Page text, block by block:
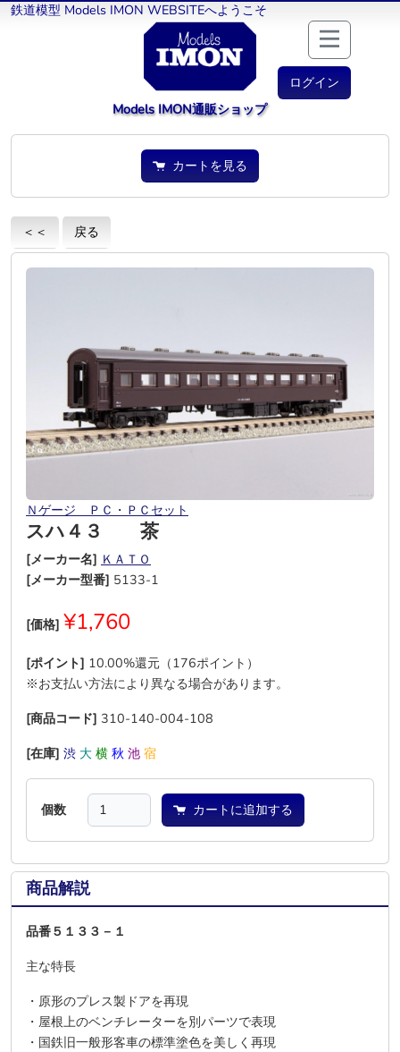
鉄道模型 Models IMON WEBSITEへようこそ
ログイン
Models IMON通販ショップ
カートを見る
＜＜ 戻る
Ｎゲージ ＰＣ・ＰＣセット
スハ４３ 茶
[メーカー名] ＫＡＴＯ
[メーカー型番] 5133-1
[価格] ¥1,760
[ポイント] 10.00%還元（176ポイント）
※お支払い方法により異なる場合があります。
[商品コード] 310-140-004-108
[在庫] 渋 大 横 秋 池 宿
個数 カートに追加する
商品解説
品番５１３３－１
主な特長
・原形のプレス製ドアを再現
・屋根上のベンチレーターを別パーツで表現
・国鉄旧一般形客車の標準塗色を美しく再現